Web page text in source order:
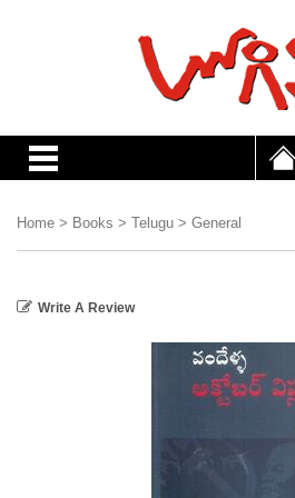
Home > Books > Telugu > General
Write A Review